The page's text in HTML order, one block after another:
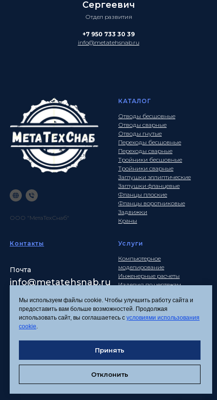
Сергеевич
Отдел развития
+7 950 733 30 39
info@metatehsnab.ru
ООО "МетаТехСнаб"
КАТАЛОГ
Отводы бесшовные
Отводы сварные
Отводы гнутые
Переходы бесшовные
Переходы сварные
Тройники бесшовные
Тройники сварные
Заглушки эллиптические
Заглушки фланцевые
Фланцы плоские
Фланцы воротниковые
Задвижки
Краны
Контакты
Почта
info@metatehsnab.ru
Услуги
Компьютерное
моделирование
Инженерные расчеты
Изделия по чертежам
Политика
Согласие на обработку
персональных данных
Соглашение об
Мы используем файлы cookie. Чтобы улучшить работу сайта и
предоставить вам больше возможностей. Продолжая
использовать сайт, вы соглашаетесь с условиями использования
cookie.
Принять
Отклонить